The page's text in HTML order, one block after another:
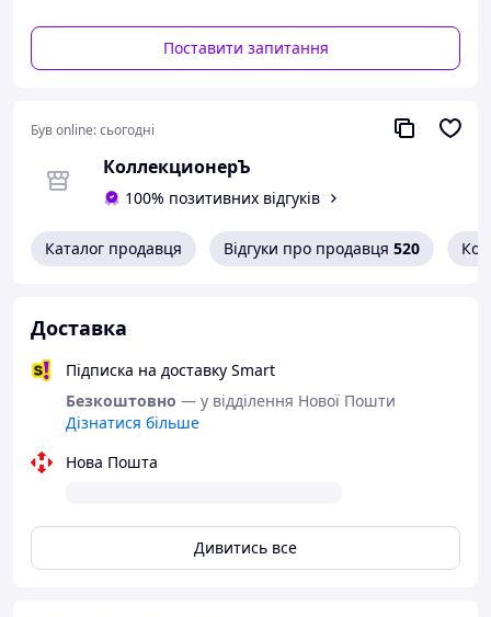
- Пром-оплата,
- Післяплата Нової Пошти;
- На картку банка;
- Кредитною карткою Visa/Mastercard.
Варіанти доставки:
- Нова Пошта;
- Укрпошта.
Поставити запитання
Був online:сьогодні
КоллекционерЪ
100% позитивних відгуків
Каталог продавця Відгуки про продавця 520
Доставка
Підписка на доставку Smart
Безкоштовно — у відділення Нової Пошти
Дізнатися більше
Нова Пошта
Дивитись все